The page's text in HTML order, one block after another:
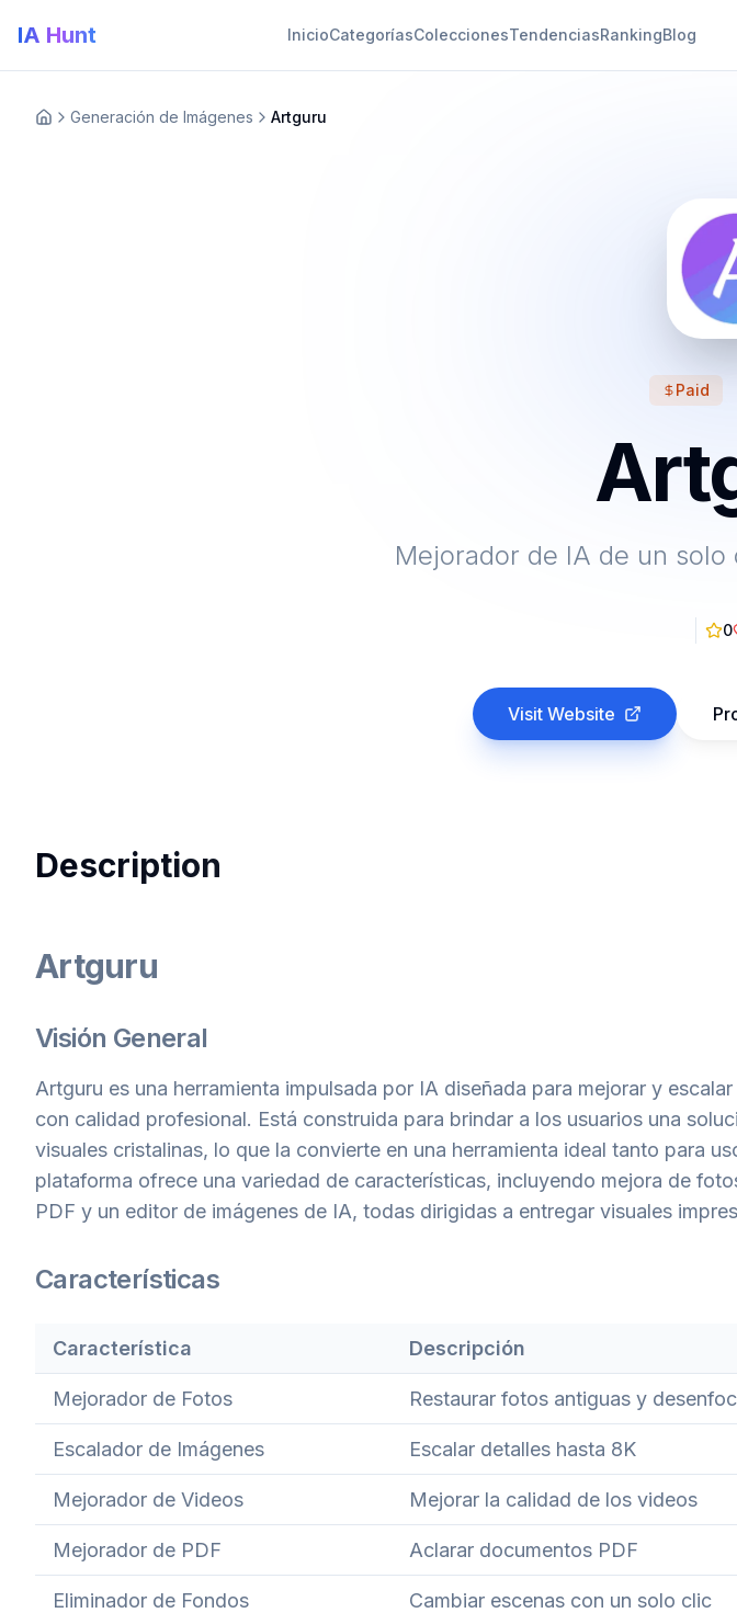
IA Hunt InicioCategoríasColeccionesTendenciasRankingBlog
Generación de Imágenes Artguru
Paid
Mejorador de IA de un
0
Visit Website
Description
Artguru
Visión General
Artguru es una herramienta impulsada por IA diseñada para mejorar y
con calidad profesional. Está construida para brindar a los usuarios una
visuales cristalinas, lo que la convierte en una herramienta ideal tanto para
plataforma ofrece una variedad de características, incluyendo mejora de
PDF y un editor de imágenes de IA, todas dirigidas a entregar visuales
Características
Característica Descripción
Mejorador de Fotos Restaurar fotos antiguas y
Escalador de Imágenes Escalar detalles hasta 8K
Mejorador de Videos Mejorar la calidad de los videos
Mejorador de PDF Aclarar documentos PDF
Eliminador de Fondos Cambiar escenas con un solo clic